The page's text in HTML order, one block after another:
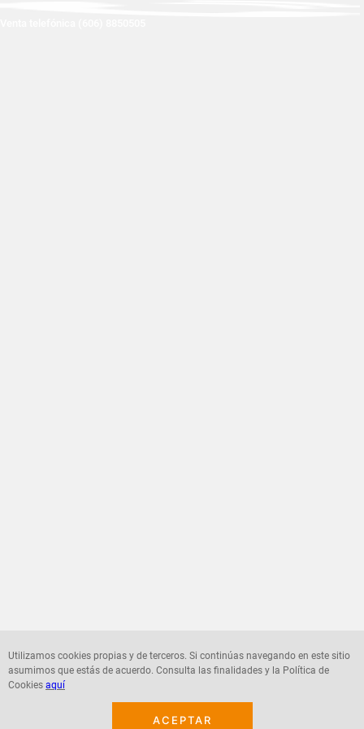
Utilizamos cookies propias y de terceros. Si continúas navegando en este sitio
asumimos que estás de acuerdo. Consulta las finalidades y la Política de
Cookies aquí
ACEPTAR